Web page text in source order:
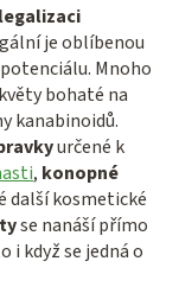
legalizaci
je oblíbenou
Mnoho
bohaté na
kanabinoidů.
určené k
, konopné
další kosmetické
se nanáší přímo
i když se jedná o